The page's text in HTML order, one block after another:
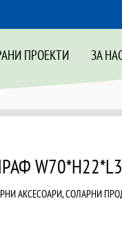
ПРОЕКТИ ЗА
АКСЕСОАРИ,СОЛАРНИ